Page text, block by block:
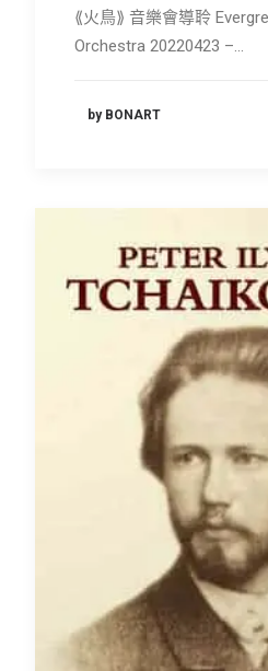
⟪火鳥⟫ 音樂會導聆
Orchestra 20220423 –…
by BONART